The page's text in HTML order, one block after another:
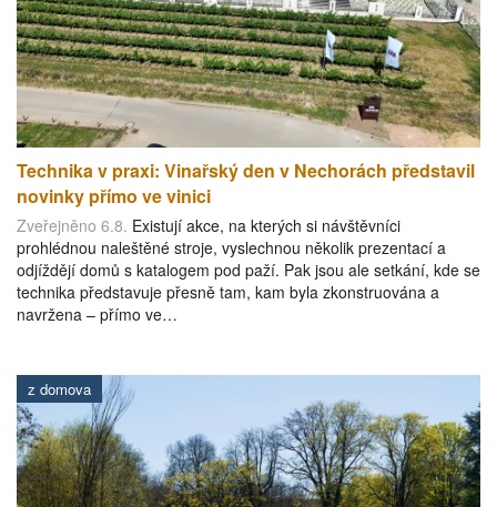
Technika v praxi: Vinařský den v Nechorách představil
novinky přímo ve vinici
Zveřejněno 6.8. Existují akce, na kterých si návštěvníci
prohlédnou naleštěné stroje, vyslechnou několik prezentací a
odjíždějí domů s katalogem pod paží. Pak jsou ale setkání, kde se
technika představuje přesně tam, kam byla zkonstruována a
navržena – přímo ve…
z domova